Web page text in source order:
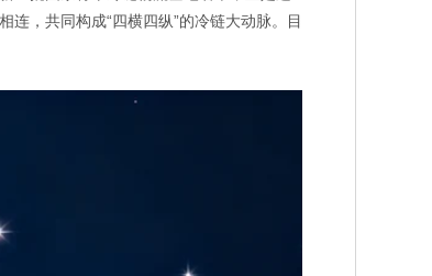
，共同构成“四横四纵”的冷链大动脉。目